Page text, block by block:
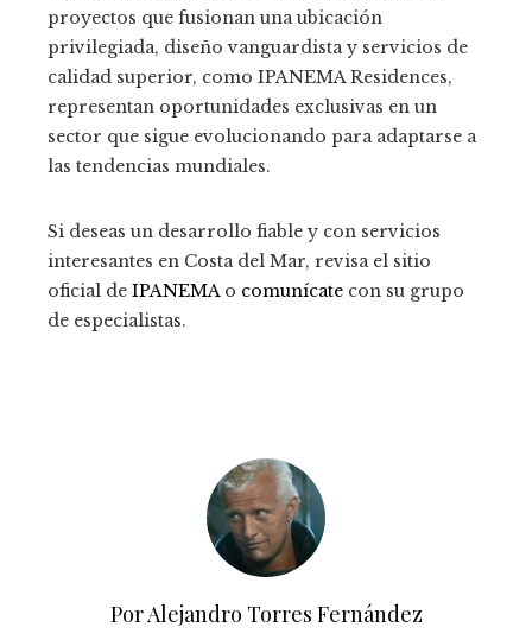
proyectos que fusionan una ubicación
privilegiada, diseño vanguardista y servicios de
calidad superior, como IPANEMA Residences,
representan oportunidades exclusivas en un
sector que sigue evolucionando para adaptarse a
las tendencias mundiales.
Si deseas un desarrollo fiable y con servicios
interesantes en Costa del Mar, revisa el sitio
oficial de IPANEMAo comunícate con su grupo
de especialistas.
Por Alejandro Torres Fernández